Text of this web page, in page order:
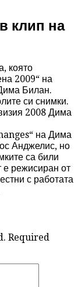
клип на
която
2009“ на
Билан.
си снимки.
2008 Дима
на Дима
Анджелис, но
са били
е режисиран от
с работата
Required